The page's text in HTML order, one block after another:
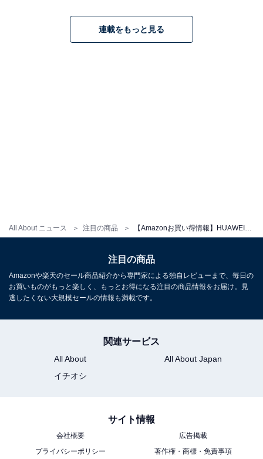
All About ニュース 注目の商品
Amazonで見る
HUAWEI「WATCH GT 6」
HUAWEI WATCH GT 6 46mm スマートウォッチ 1.47イン
山 スポーツモード100種類以上 GPS搭載 情緒/健康モニタ
リング iOS & Android対応 ブラック
連載をもっと見る
注目の商品
Amazonや楽天のセール商品紹介から専門家による独自レビューまで、毎日の
お買いものがもっと楽しく、もっとお得になる注目の商品情報をお届け。見
逃したくない大規模セールの情報も満載です。
関連サービス
All About
All About Japan
イチオシ
サイト情報
会社概要
広告掲載
プライバシーポリシー
著作権・商標・免責事項